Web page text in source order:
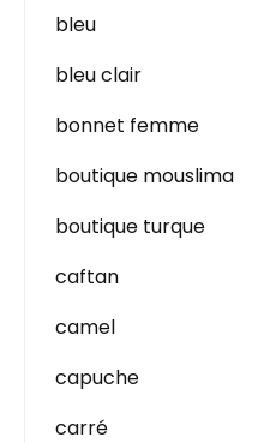
bleu
bleu clair
bonnet femme
boutique mouslima
boutique turque
caftan
camel
capuche
carré